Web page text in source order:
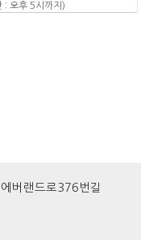
: 오후 5시까지)
버랜드로376번길